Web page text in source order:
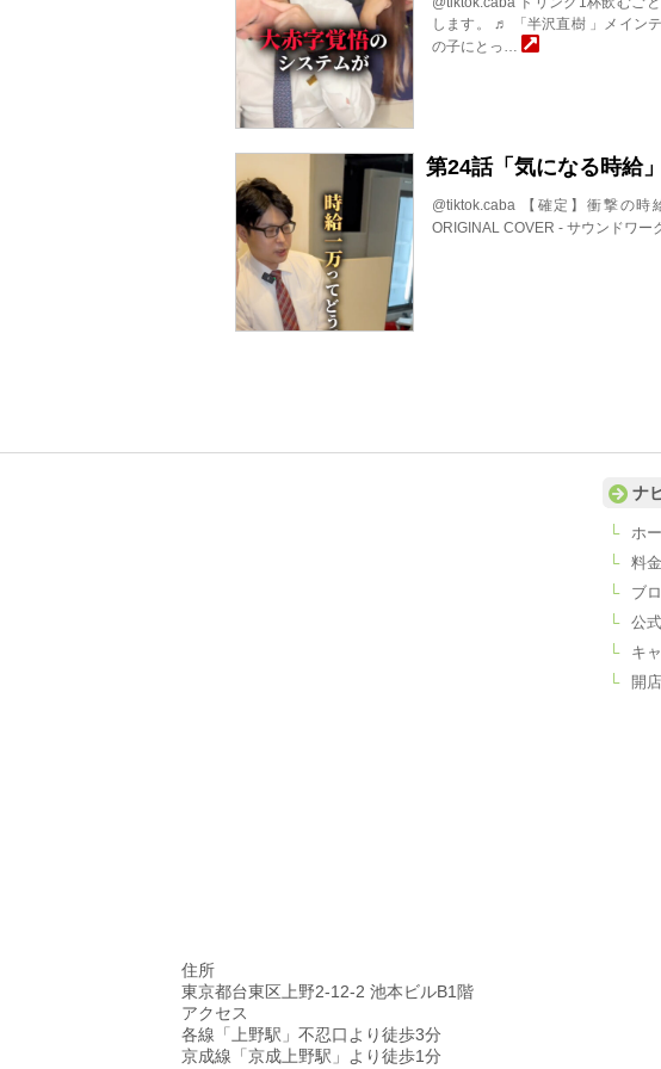
します。 ♬ 「半沢直樹 」メイン
の子にとっ…
第24話「気になる時給
@tiktok.caba 【確定】衝撃の
ORIGINAL COVER - サウンドワ
住所
東京都台東区上野2-12-2 池本ビルB1階
アクセス
各線「上野駅」不忍口より徒歩3分
京成線「京成上野駅」より徒歩1分
ナ
ホ
料
ブ
公
キ
開